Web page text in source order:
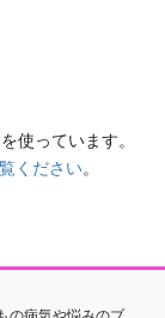
使っています。
ください。